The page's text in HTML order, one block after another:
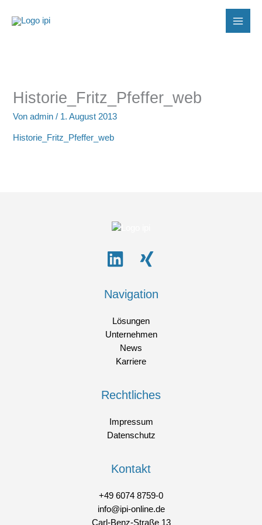
Inhalt
Historie_Fritz_Pfeffer_web
Vonadmin/ 1. August 2013
Historie_Fritz_Pfeffer_web
Navigation
Lösungen
Unternehmen
News
Karriere
Rechtliches
Impressum
Datenschutz
Kontakt
+49 6074 8759-0
info@ipi-online.de
Carl-Benz-Straße 13